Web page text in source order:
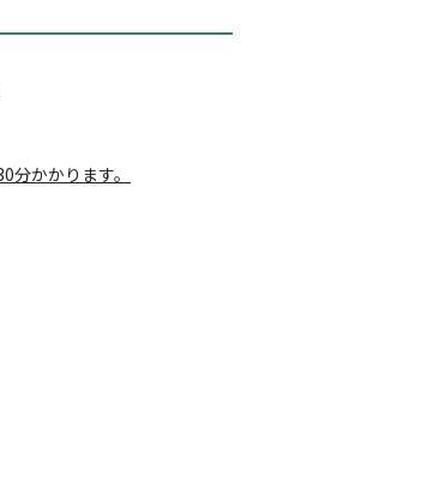
かかります。